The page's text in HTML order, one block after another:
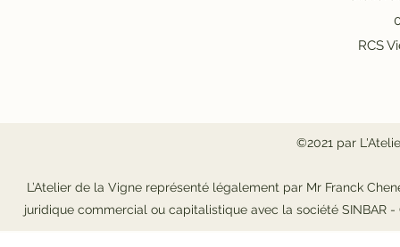
RCS
©2021 par
L’Atelier de la Vigne représenté légalement par Mr Franck
juridique commercial ou capitalistique avec la société SINBAR